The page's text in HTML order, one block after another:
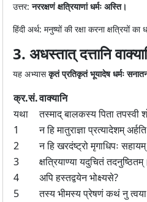
उत्तर:नररक्षणं क्षत्रियाणां धर्मः अस्ति।
हिंदी अर्थ: मनुष्यों की रक्षा करना क्षत्रियों का
3. अधस्तात् दत्तानि
यह अभ्यासकृतं प्रतिकृतं भूयादेष धर्मः
क्र.सं.वाक्यानि
यथा
तस्माद् बालकस्य पिता तपस्वी
1
न हि मातुराज्ञा प्रत्यादेशम्
2
न हि खरदंष्ट्रो मृगाधिपः
3
क्षत्रियाण्या यदुचितं तदनुष्ठितम्।
4
अपि हस्तद्वयेन भोक्ष्यसे?
5
तस्य भीमस्य प्रेषणं कथं नु